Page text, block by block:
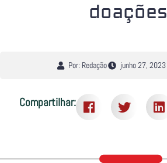
doações
Por: Redação junho 27, 2023
Compartilhar: